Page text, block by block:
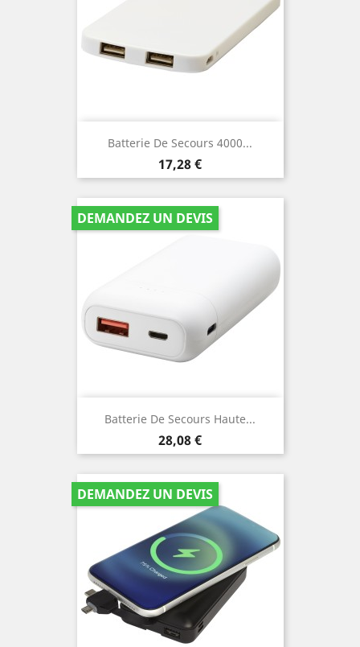
Batterie De Secours 4000...
Prix
17,28 €
Batterie De Secours Haute...
Prix
28,08 €
DEMANDEZ UN DEVIS
DEMANDEZ UN DEVIS